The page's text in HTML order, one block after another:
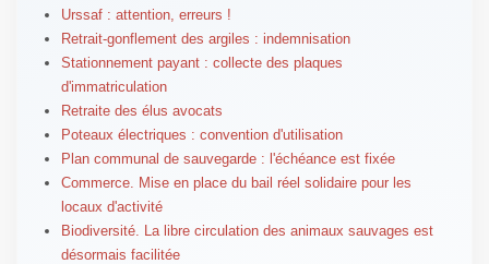
Urssaf : attention, erreurs !
Retrait-gonflement des argiles : indemnisation
Stationnement payant : collecte des plaques
d'immatriculation
Retraite des élus avocats
Poteaux électriques : convention d'utilisation
Plan communal de sauvegarde : l'échéance est fixée
Commerce. Mise en place du bail réel solidaire pour les
locaux d'activité
Biodiversité. La libre circulation des animaux sauvages est
désormais facilitée